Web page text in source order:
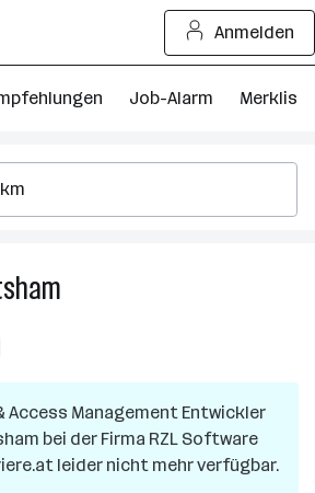
Anmelden
Job-Alarm Merkliste
Access Management Entwickler
bei der Firma RZL Software
leider nicht mehr verfügbar.